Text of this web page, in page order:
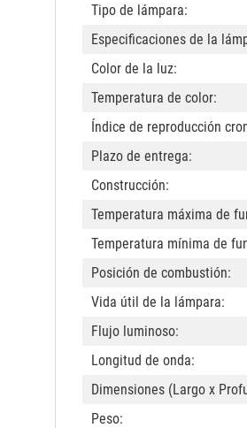
Tipo de lámpara:
Especificaciones de la
Color de la luz:
Temperatura de color:
Índice de reproducción
Plazo de entrega:
Construcción:
Temperatura máxima de
Temperatura mínima de
Posición de combustión:
Vida útil de la lámpara:
Flujo luminoso:
Longitud de onda:
Dimensiones (Largo x
Peso: